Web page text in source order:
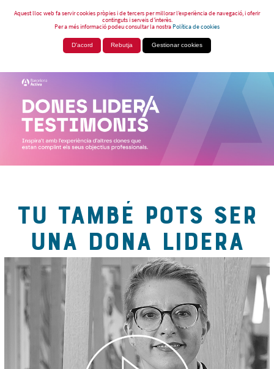
Aquest lloc web fa servir cookies pròpies i de tercers per millorar l’experiència de navegació, i oferir
continguts i serveis d’interès.
Per a més informació podeu consultar la nostraPolítica de cookies
D'acord Rebutja Gestionar cookies
TU TAMBÉ POTS SER
UNA DONA LIDERA